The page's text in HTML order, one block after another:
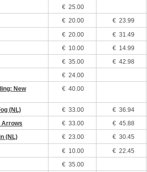
€25.00
€20.00
€ 23.99
€20.00
€ 31.49
€ 10.00
€ 14.99
€35.00
€ 42.98
€24.00
New
€40.00
(NL) €33.00
€ 36.94
Arrows
€33.00
€ 45.88
(NL)
€23.00
€ 30.45
€ 10.00
€ 22.45
€35.00